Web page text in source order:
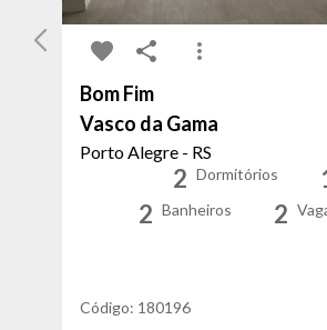
Bom Fim
Vasco da Gama
Porto Alegre - RS
2 Dormitórios
2 Banheiros 2
Código: 180196